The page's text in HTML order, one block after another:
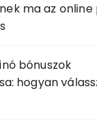
ma az
bónuszok
hogyan